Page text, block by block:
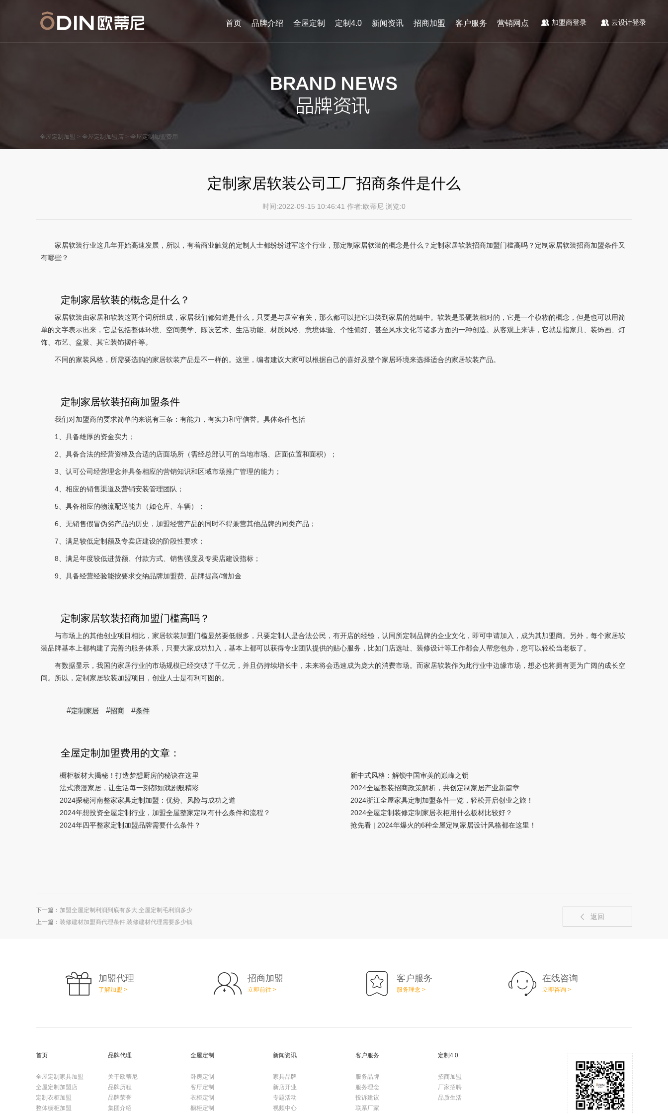
首页 品牌介绍 全屋定制 定制4.0 新闻资讯 招商加盟 客户服务 营销网点 加盟商登录 云设计登录
全屋定制加盟 > 全屋定制加盟店 > 全屋定制加盟费用
定制家居软装公司工厂招商条件是什么
时间:2022-09-15 10:46:41 作者:欧蒂尼 浏览:0
家居软装行业这几年开始高速发展，所以，有着商业触觉的定制人士都纷纷进军这个行业，那定制家居软装的概念是什么？定制家居软装招商加盟门槛高吗？定制家居软装招商加盟条件又
有哪些？
定制家居软装的概念是什么？
家居软装由家居和软装这两个词所组成，家居我们都知道是什么，只要是与居室有关，那么都可以把它归类到家居的范畴中。软装是跟硬装相对的，它是一个模糊的概念，但是也可以用简
单的文字表示出来，它是包括整体环境、空间美学、陈设艺术、生活功能、材质风格、意境体验、个性偏好、甚至风水文化等诸多方面的一种创造。从客观上来讲，它就是指家具、装饰画、灯
饰、布艺、盆景、其它装饰摆件等。
不同的家装风格，所需要选购的家居软装产品是不一样的。这里，编者建议大家可以根据自己的喜好及整个家居环境来选择适合的家居软装产品。
定制家居软装招商加盟条件
我们对加盟商的要求简单的来说有三条：有能力，有实力和守信誉。具体条件包括
1、具备雄厚的资金实力；
2、具备合法的经营资格及合适的店面场所（需经总部认可的当地市场、店面位置和面积）；
3、认可公司经营理念并具备相应的营销知识和区域市场推广管理的能力；
4、相应的销售渠道及营销安装管理团队；
5、具备相应的物流配送能力（如仓库、车辆）；
6、无销售假冒伪劣产品的历史，加盟经营产品的同时不得兼营其他品牌的同类产品；
7、满足较低定制额及专卖店建设的阶段性要求；
8、满足年度较低进货额、付款方式、销售强度及专卖店建设指标；
9、具备经营经验能按要求交纳品牌加盟费、品牌提高/增加金
定制家居软装招商加盟门槛高吗？
与市场上的其他创业项目相比，家居软装加盟门槛显然要低很多，只要定制人是合法公民，有开店的经验，认同所定制品牌的企业文化，即可申请加入，成为其加盟商。另外，每个家居软
装品牌基本上都构建了完善的服务体系，只要大家成功加入，基本上都可以获得专业团队提供的贴心服务，比如门店选址、装修设计等工作都会人帮您包办，您可以轻松当老板了。
有数据显示，我国的家居行业的市场规模已经突破了千亿元，并且仍持续增长中，未来将会迅速成为庞大的消费市场。而家居软装作为此行业中边缘市场，想必也将拥有更为广阔的成长空
间。所以，定制家居软装加盟项目，创业人士是有利可图的。
#定制家居 #招商 #条件
全屋定制加盟费用的文章：
橱柜板材大揭秘！打造梦想厨房的秘诀在这里
新中式风格：解锁中国审美的巅峰之钥
法式浪漫家居，让生活每一刻都如戏剧般精彩
2024全屋整装招商政策解析，共创定制家居产业新篇章
2024探秘河南整家家具定制加盟：优势、风险与成功之道
2024浙江全屋家具定制加盟条件一览，轻松开启创业之旅！
2024年想投资全屋定制行业，加盟全屋整家定制有什么条件和流程？
2024全屋定制装修定制家居衣柜用什么板材比较好？
2024年四平整家定制加盟品牌需要什么条件？
抢先看 | 2024年爆火的6种全屋定制家居设计风格都在这里！
下一篇： 加盟全屋定制利润到底有多大,全屋定制毛利润多少
上一篇： 装修建材加盟商代理条件,装修建材代理需要多少钱
返回
加盟代理
了解加盟 >
招商加盟
立即前往 >
客户服务
服务理念 >
在线咨询
立即咨询 >
首页
全屋定制家具加盟
全屋定制加盟店
定制衣柜加盟
整体橱柜加盟
品牌代理
关于欧蒂尼
品牌历程
品牌荣誉
集团介绍
全屋定制
卧房定制
客厅定制
衣柜定制
橱柜定制
新闻资讯
家具品牌
新店开业
专题活动
视频中心
客户服务
服务品牌
服务理念
投诉建议
联系厂家
定制4.0
招商加盟
厂家招聘
品质生活